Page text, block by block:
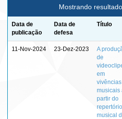
Mostrando
Data de
publicação
Data de
defesa
Título
11-Nov-2024 23-Dez-2023
A
de
em
vivências
musicais
partir do
repertório
musical